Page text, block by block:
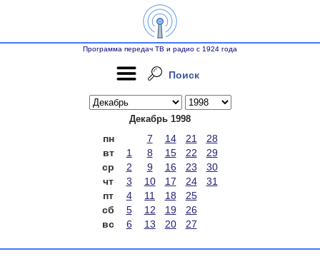
Программа передач ТВ и радио с 1924 года
Поиск
Декабрь 1998
пн 7 14 21
28
вт
1 8 15 22
29
ср
2 9 16 23
30
чт
3 10 17 24
31
пт
4 11 18
25
сб
5 12 19
26
вс
6 13 20 27